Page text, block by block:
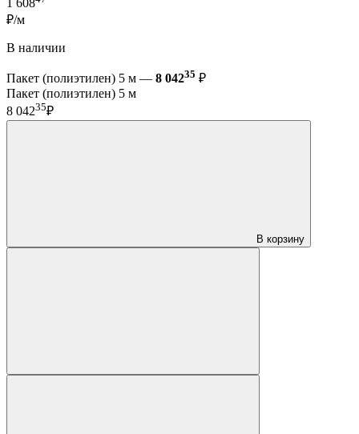
1 608
₽/м
В наличии
Пакет (полиэтилен) 5 м — 8 04235 ₽
Пакет (полиэтилен) 5 м
8 04235₽
В корзину